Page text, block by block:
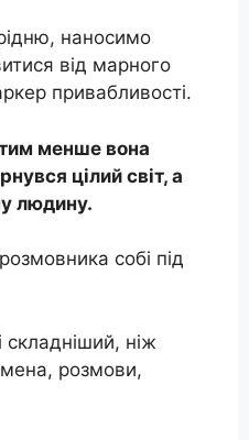
наносимо
від марного
привабливості.
тим менше вона
цілий світ, а
людину.
собі під
складніший, ніж
розмови,